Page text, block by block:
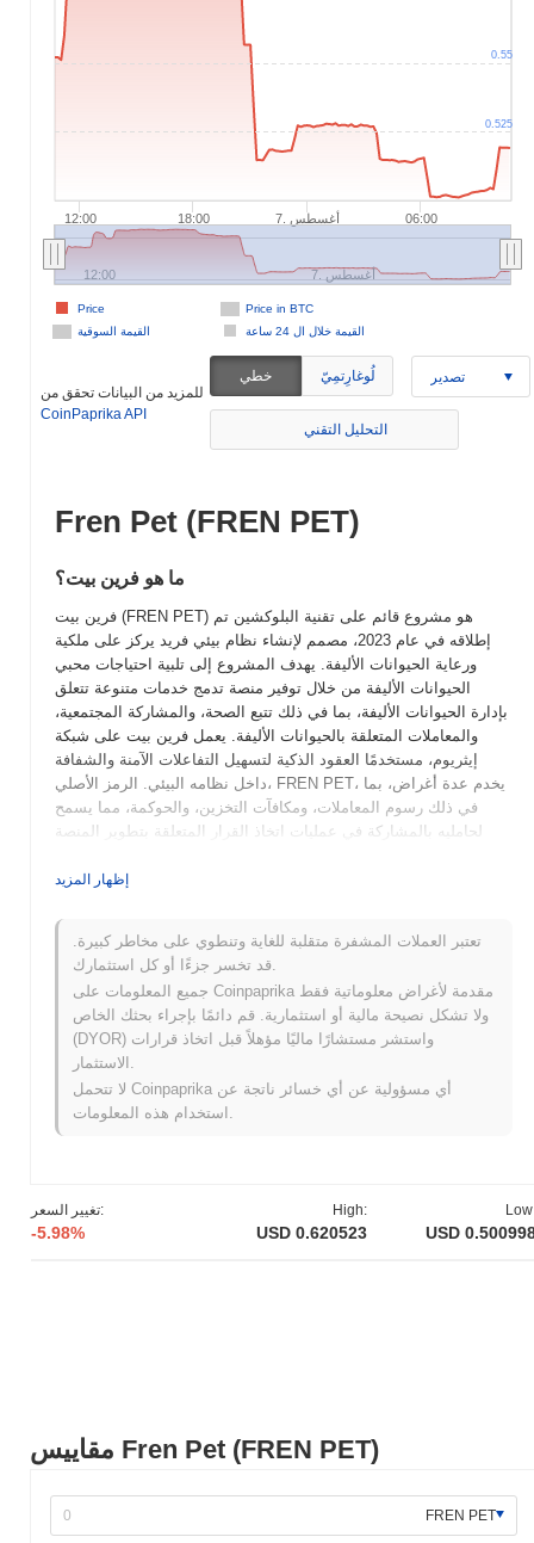
مقاييس Fren Pet (FREN PET)
FREN PET
تغيير السعر:
-5.98%
High:
USD 0.620523 USD
12:00 18:00 7. أغسطس 06:00
Price in BTC
القيمة السوقية القيمة خلال ال 24 ساعة
Price
12:00 7. أغسطس
0.525
0.55
للمزيد من البيانات تحقق من
CoinPaprika API
خطي لُوغارِتمِيّ تصدير
التحليل التقني
Fren Pet (FREN PET)
ما هو فرين بيت؟
فرين بيت (FREN PET) هو مشروع قائم على تقنية البلوكشين تم
إطلاقه في عام 2023، مصمم لإنشاء نظام بيئي فريد يركز على ملكية
ورعاية الحيوانات الأليفة. يهدف المشروع إلى تلبية احتياجات محبي
الحيوانات الأليفة من خلال توفير منصة تدمج خدمات متنوعة تتعلق
بإدارة الحيوانات الأليفة، بما في ذلك تتبع الصحة، والمشاركة المجتمعية،
والمعاملات المتعلقة بالحيوانات الأليفة. يعمل فرين بيت على شبكة
إيثريوم، مستخدمًا العقود الذكية لتسهيل التفاعلات الآمنة والشفافة
داخل نظامه البيئي. الرمز الأصلي، FREN PET، يخدم عدة أغراض، بما
في ذلك رسوم المعاملات، ومكافآت التخزين، والحوكمة، مما يسمح
لحامليه بالمشاركة في عمليات اتخاذ القرار المتعلقة بتطوير المنصة
لعشاق الحيوانات الأليفة، حيث يجمع بين عناصر الشبكات الاجتماعية مع
بيت كلاعب رئيسي في تقاطع تقنية البلوكشين وملكية الحيوانات الأليفة،
مما يلبي سوقًا متخصصًا له احتياجات واهتمامات محددة.
متى وكيف بدأ فرين بيت؟
نشأ فرين بيت في مارس 2022 عندما أصدرت الفريق المؤسس ورقة
بيضاء، توضح رؤية المشروع وإطاره الفني. أطلق المشروع شبكة
الاختبار الخاصة به في يونيو 2022، مما أتاح للمطورين والمستخدمين
الأوائل استكشاف ميزاته ووظائفه. بعد اختبارات ناجحة، تم إطلاق
الشبكة الرئيسية في سبتمبر 2022، مما يمثل الدخول الرسمي للرمز
خلال نموذج إطلاق عادل في أكتوبر 2022، والذي هدف إلى ضمان
الوصول العادل لجميع المشاركين. هذه الخطوات الأساسية وضعت
المعاملات وتقلل من زمن الانتظار. بالإضافة إلى ذلك، من المقرر أن
يطلق فرين بيت شراكة جديدة مع منصة ألعاب بارزة في الربع الثاني
يخطط الفريق أيضًا لإجراء تصويت حوكمة في الربع الثالث من عام
2024 لإشراك المجتمع في عمليات اتخاذ القرار الرئيسية المتعلقة
إظهار المزيد
تعتبر العملات المشفرة متقلبة للغاية وتنطوي على مخاطر كبيرة.
قد تخسر جزءًا أو كل استثمارك.
جميع المعلومات على Coinpaprika مقدمة لأغراض معلوماتية فقط
ولا تشكل نصيحة مالية أو استثمارية. قم دائمًا بإجراء بحثك الخاص
(DYOR) واستشر مستشارًا ماليًا مؤهلاً قبل اتخاذ قرارات
لا تتحمل Coinpaprika أي مسؤولية عن أي خسائر ناتجة عن